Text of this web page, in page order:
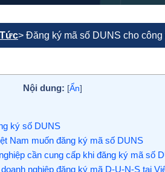
> Đăng ký mã số DUNS cho công
Nội dung: [Ẩn]
ký số DUNS
Nam muốn đăng ký mã số DUNS
cần cung cấp khi đăng ký mã số
nghiệp đăng ký mã D-U-N-S tại